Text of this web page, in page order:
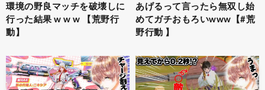
環境の野良マッチを破壊しに
行った結果 w w w 【荒野行
動】
あげるって言ったら無双し始
めてガチおもろいwww【#荒
野行動 】